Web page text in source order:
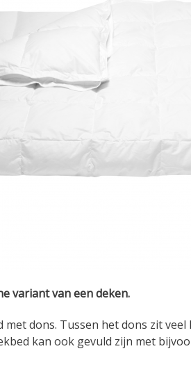
variant van een deken.
met dons. Tussen het dons zit
kan ook gevuld zijn met